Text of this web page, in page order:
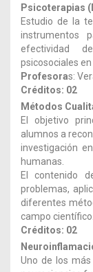
Psicoterapias
Estudio de la
instrumentos
efectividad
psicosociales
Profesoras:
Créditos: 02
Métodos
El objetivo
alumnos a
investigación
humanas.
El contenido
problemas,
diferentes
campo científico.
Créditos: 02
Uno de los